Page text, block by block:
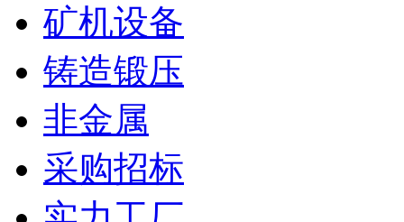
矿机设备
铸造锻压
非金属
采购招标